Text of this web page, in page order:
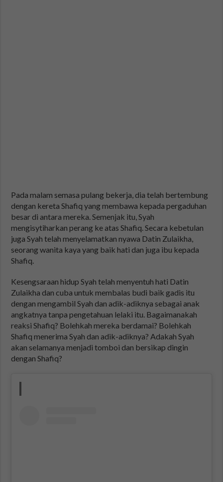
Pada malam semasa pulang bekerja, dia telah bertembung
dengan kereta Shafiq yang membawa kepada pergaduhan
besar di antara mereka. Semenjak itu, Syah
mengisytiharkan perang ke atas Shafiq. Secara kebetulan
juga Syah telah menyelamatkan nyawa Datin Zulaikha,
seorang wanita kaya yang baik hati dan juga ibu kepada
Shafiq.
Kesengsaraan hidup Syah telah menyentuh hati Datin
Zulaikha dan cuba untuk membalas budi baik gadis itu
dengan mengambil Syah dan adik-adiknya sebagai anak
angkatnya tanpa pengetahuan lelaki itu. Bagaimanakah
reaksi Shafiq? Bolehkah mereka berdamai? Bolehkah
Shafiq menerima Syah dan adik-adiknya? Adakah Syah
akan selamanya menjadi tomboi dan bersikap dingin
dengan Shafiq?